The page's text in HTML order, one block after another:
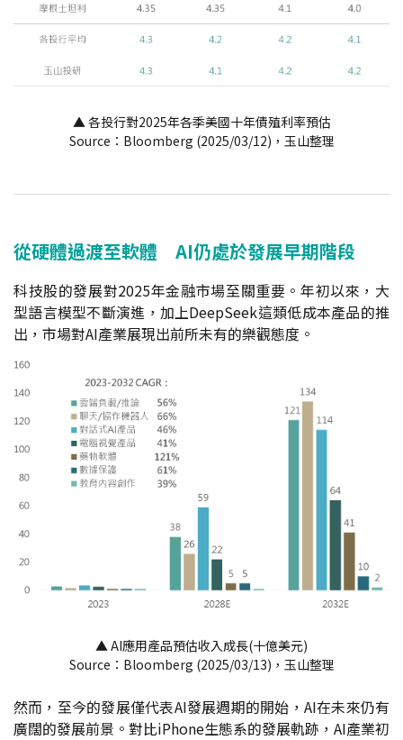
▲ 各投行對2025年各季美國十年債殖利率預估
Source：Bloomberg (2025/03/12)，玉山整理
從硬體過渡至軟體 AI仍處於發展早期階段
科技股的發展對2025年金融市場至關重要。年初以來，大
型語言模型不斷演進，加上DeepSeek這類低成本產品的推
出，市場對AI產業展現出前所未有的樂觀態度。
▲ AI應用產品預估收入成長(十億美元)
Source：Bloomberg (2025/03/13)，玉山整理
然而，至今的發展僅代表AI發展週期的開始，AI在未來仍有
廣闊的發展前景。對比iPhone生態系的發展軌跡，AI產業初